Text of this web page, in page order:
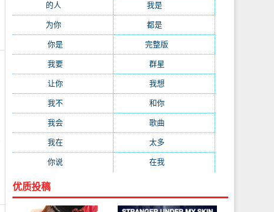
的人 我是
为你(111) 都是
你是 完整版
我要 群星
让你 我想
我不 和你(80)
我会 歌曲
我在 太多
你说 在我(64)
优质投稿